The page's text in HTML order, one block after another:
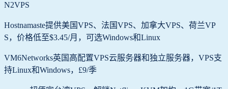
N2VPS
Hostnamaste提供美国VPS、法国VPS、加拿大VPS、荷兰VP
S，价格低至$3.45/月，可选Windows和Linux
VM6Networks英国高配置VPS云服务器和独立服务器，VPS支
持Linux和Windows，£9/季